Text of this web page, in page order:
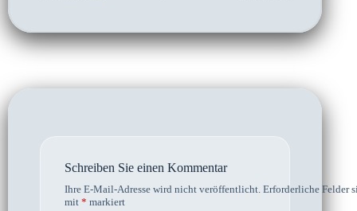
Schreiben Sie einen Kommentar
Ihre E-Mail-Adresse wird nicht veröffentlicht. Erforderliche Felder
mit * markiert